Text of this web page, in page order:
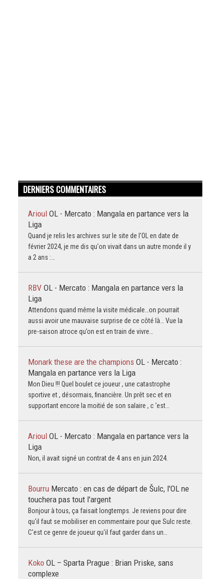
DERNIERS COMMENTAIRES
Arioul OL - Mercato : Mangala en partance vers la
Liga
Quand je relis les archives sur le site de l'OL en date de
février 2024, je me dis qu'on vivait dans un autre monde il y
a 2 ans :…
RBV OL - Mercato : Mangala en partance vers la
Liga
Attendons quand même la visite médicale…on pourrait
aussi avoir une mauvaise surprise de ce côté là… Vue la
pre-saison atroce qu’on est en train de vivre…
Monark these are the champions OL - Mercato :
Mangala en partance vers la Liga
Mon Dieu !!! Quel boulet ce joueur , une catastrophe
sportive et , désormais, financière. Un prêt sec et en
supportant encore la moitié de son salaire , c ‘est…
Arioul OL - Mercato : Mangala en partance vers la
Liga
Non, il avait signé un contrat de 4 ans en juin 2024.
Bourru Mercato : en cas de départ de Šulc, l'OL ne
touchera pas tout l'argent
Bonjour à tous, ça faisait longtemps. Je reviens pour dire
qu'il faut se mobiliser en commentaire pour que Sulc reste.
C'est ce genre de joueur qu'il faut garder dans un…
Koko OL – Sparta Prague : Brian Priske, sans
complexe